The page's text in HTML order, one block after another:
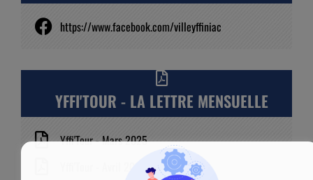
https://www.facebook.com/villeyffiniac
YFFI'TOUR - LA LETTRE MENSUELLE
Yffi'Tour - Mars 2025
Yffi'Tour - Avril 2025